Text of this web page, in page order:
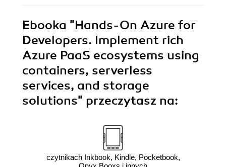
Ebooka "Hands-On Azure for
Developers. Implement rich
Azure PaaS ecosystems using
containers, serverless
services, and storage
solutions" przeczytasz na:
czytnikach Inkbook, Kindle, Pocketbook,